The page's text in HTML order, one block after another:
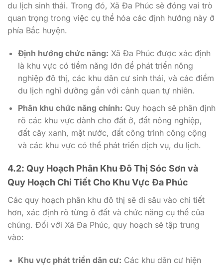
du lịch sinh thái. Trong đó, Xã Đa Phúc sẽ đóng vai trò
quan trọng trong việc cụ thể hóa các định hướng này ở
phía Bắc huyện.
Định hướng chức năng: Xã Đa Phúc được xác định
là khu vực có tiềm năng lớn để phát triển nông
nghiệp đô thị, các khu dân cư sinh thái, và các điểm
du lịch nghỉ dưỡng gắn với cảnh quan tự nhiên.
Phân khu chức năng chính: Quy hoạch sẽ phân định
rõ các khu vực dành cho đất ở, đất nông nghiệp,
đất cây xanh, mặt nước, đất công trình công cộng
và các khu vực có thể phát triển dịch vụ, du lịch.
4.2: Quy Hoạch Phân Khu Đô Thị Sóc Sơn và
Quy Hoạch Chi Tiết Cho Khu Vực Đa Phúc
Các quy hoạch phân khu đô thị sẽ đi sâu vào chi tiết
hơn, xác định rõ từng ô đất và chức năng cụ thể của
chúng. Đối với Xã Đa Phúc, quy hoạch sẽ tập trung
vào:
Khu vực phát triển dân cư: Các khu dân cư hiện